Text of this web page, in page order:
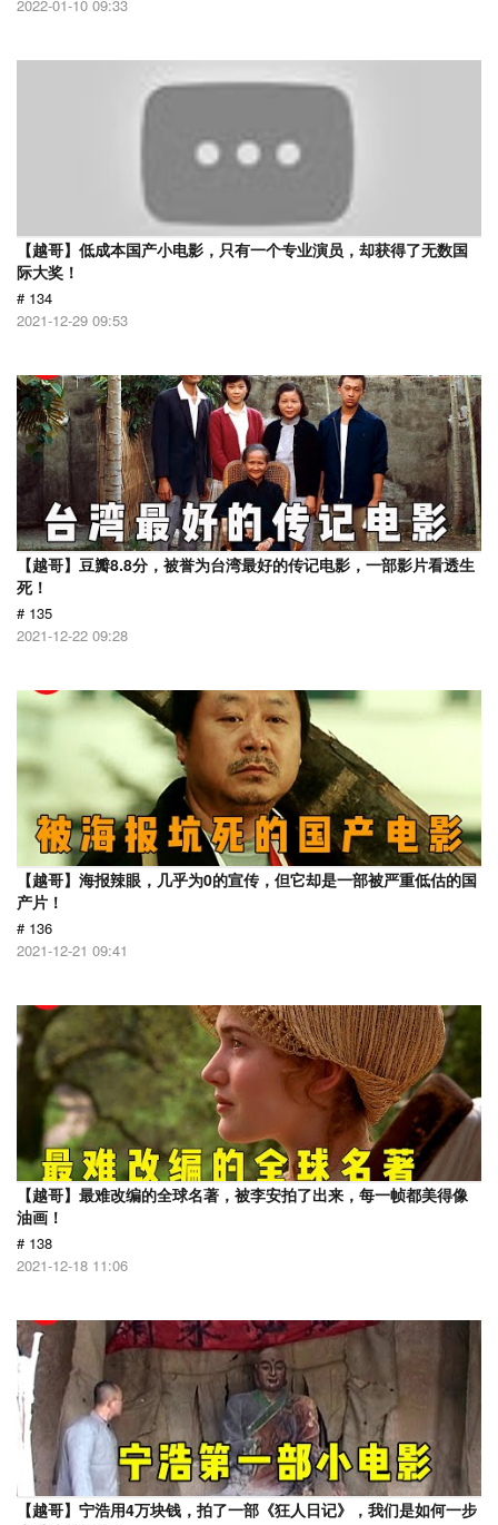
2022-01-10 09:33
【越哥】低成本国产小电影，只有一个专业演员，却获得了无数国
际大奖！
# 134
2021-12-29 09:53
【越哥】豆瓣8.8分，被誉为台湾最好的传记电影，一部影片看透生
死！
# 135
2021-12-22 09:28
【越哥】海报辣眼，几乎为0的宣传，但它却是一部被严重低估的国
产片！
# 136
2021-12-21 09:41
【越哥】最难改编的全球名著，被李安拍了出来，每一帧都美得像
油画！
# 138
2021-12-18 11:06
【越哥】宁浩用4万块钱，拍了一部《狂人日记》，我们是如何一步